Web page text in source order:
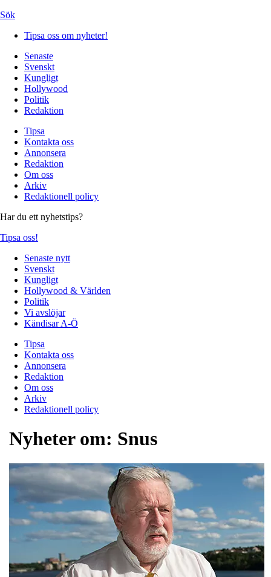
Sök
Tipsa oss om nyheter!
Senaste
Svenskt
Kungligt
Hollywood
Politik
Redaktion
Tipsa
Kontakta oss
Annonsera
Redaktion
Om oss
Arkiv
Redaktionell policy
Har du ett nyhetstips?
Tipsa oss!
Senaste nytt
Svenskt
Kungligt
Hollywood & Världen
Politik
Vi avslöjar
Kändisar A-Ö
Tipsa
Kontakta oss
Annonsera
Redaktion
Om oss
Arkiv
Redaktionell policy
Nyheter om: Snus